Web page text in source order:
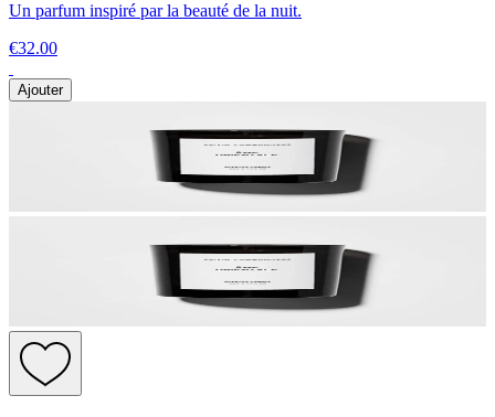
Un parfum inspiré par la beauté de la nuit.
€32.00
Ajouter